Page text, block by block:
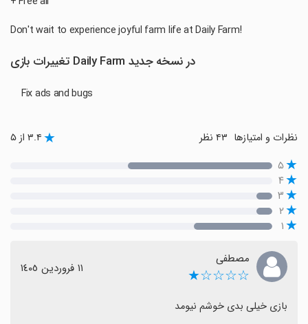
Don't wait to experience joyful farm life at Daily Farm!
تغییرات بازی Daily Farm در نسخه جدید
Fix ads and bugs
نظرات و امتیازها ۳.۴ از ۵
۵
۴
۳
۲
۱
مصطفی
☆☆☆☆★ ١١ فروردین ١٤٠٥
بازی خیلی بدی خوشم نیومد